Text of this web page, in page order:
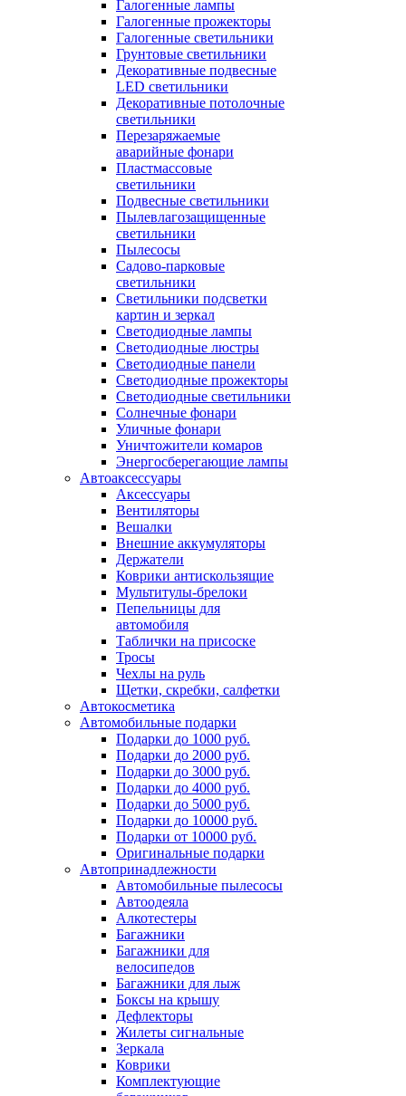
Галогенные лампы
Галогенные прожекторы
Галогенные светильники
Грунтовые светильники
Декоративные подвесные
LED светильники
Декоративные потолочные
светильники
Перезаряжаемые
аварийные фонари
Пластмассовые
светильники
Подвесные светильники
Пылевлагозащищенные
светильники
Пылесосы
Садово-парковые
светильники
Светильники подсветки
картин и зеркал
Светодиодные лампы
Светодиодные люстры
Светодиодные панели
Светодиодные прожекторы
Светодиодные светильники
Солнечные фонари
Уличные фонари
Уничтожители комаров
Энергосберегающие лампы
Автоаксессуары
Аксессуары
Вентиляторы
Вешалки
Внешние аккумуляторы
Держатели
Коврики антискользящие
Мультитулы-брелоки
Пепельницы для
автомобиля
Таблички на присоске
Тросы
Чехлы на руль
Щетки, скребки, салфетки
Автокосметика
Автомобильные подарки
Подарки до 1000 руб.
Подарки до 2000 руб.
Подарки до 3000 руб.
Подарки до 4000 руб.
Подарки до 5000 руб.
Подарки до 10000 руб.
Подарки от 10000 руб.
Оригинальные подарки
Автопринадлежности
Автомобильные пылесосы
Автоодеяла
Алкотестеры
Багажники
Багажники для
велосипедов
Багажники для лыж
Боксы на крышу
Дефлекторы
Жилеты сигнальные
Зеркала
Коврики
Комплектующие